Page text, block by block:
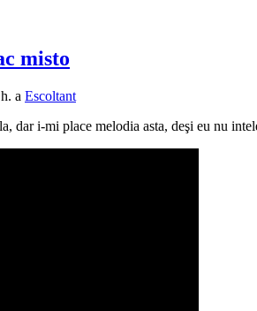
misto
a Escoltant
dar i-mi place melodia asta, deşi eu nu